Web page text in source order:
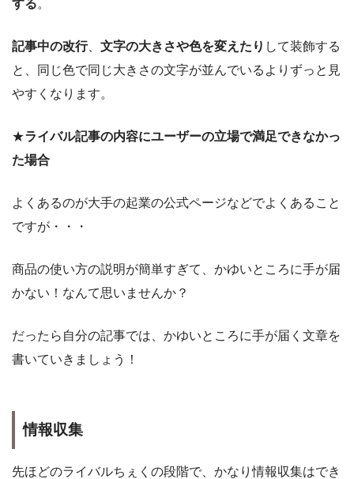
する。
記事中の改行、 文字の大きさや色を変えたり して装飾する
と、同じ色で同じ大きさの文字が並んでいるよりずっと見
やすくなります。
★ライバル記事の内容にユーザーの立場で満足できなかっ
た場合
よくあるのが大手の起業の公式ページなどでよくあること
ですが・・・
商品の使い方の説明が簡単すぎて、かゆいところに手が届
かない！なんて思いませんか？
だったら自分の記事では、かゆいところに手が届く文章を
書いていきましょう！
情報収集
先ほどのライバルちぇくの段階で、かなり情報収集はでき